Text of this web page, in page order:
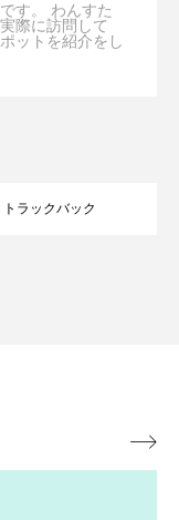
す。 わんすた
際に訪問して
ットを紹介をし
路島で水上散歩
ける大阪のビー
の散歩や旅行に
トラックバック
